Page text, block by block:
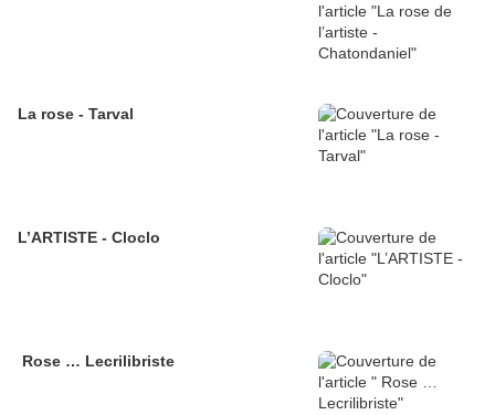
La rose - Tarval
L’ARTISTE - Cloclo
Rose … Lecrilibriste